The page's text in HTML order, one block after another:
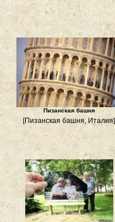
Пизанская башня
[Пизанская башня, Италия]